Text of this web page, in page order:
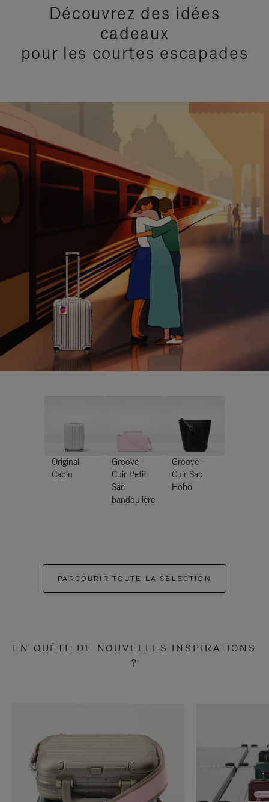
Découvrez des idées
cadeaux
pour les courtes escapades
Original
Cabin
Groove -
Cuir Petit
Sac
bandoulière
Groove -
Cuir Sac
Hobo
PARCOURIR TOUTE LA SÉLECTION
EN QUÊTE DE NOUVELLES INSPIRATIONS
?